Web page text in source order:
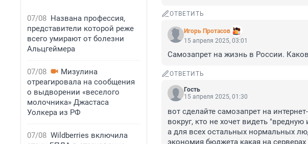
07/08 Названа профессия,
представители которой реже
всего умирают от болезни
Альцгеймера
07/08
Мизулина
отреагировала на сообщения
о выдворении «веселого
молочника» Джастаса
Уолкера из РФ
07/08 Wildberries включила
ОТВЕТИТЬ
Игорь Протасов
15 апреля 2025, 03:01
Самозапрет на жизнь в России.
ОТВЕТИТЬ
Гость
15 апреля 2025, 01:30
вот сделайте самозапрет на
вокруг, кто не хочет видеть
а для всех остальных нормальных
экономия бюджета какая на серверах